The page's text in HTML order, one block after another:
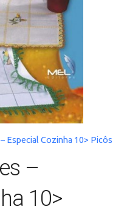
Especial Cozinha 10> Picôs
–
10>